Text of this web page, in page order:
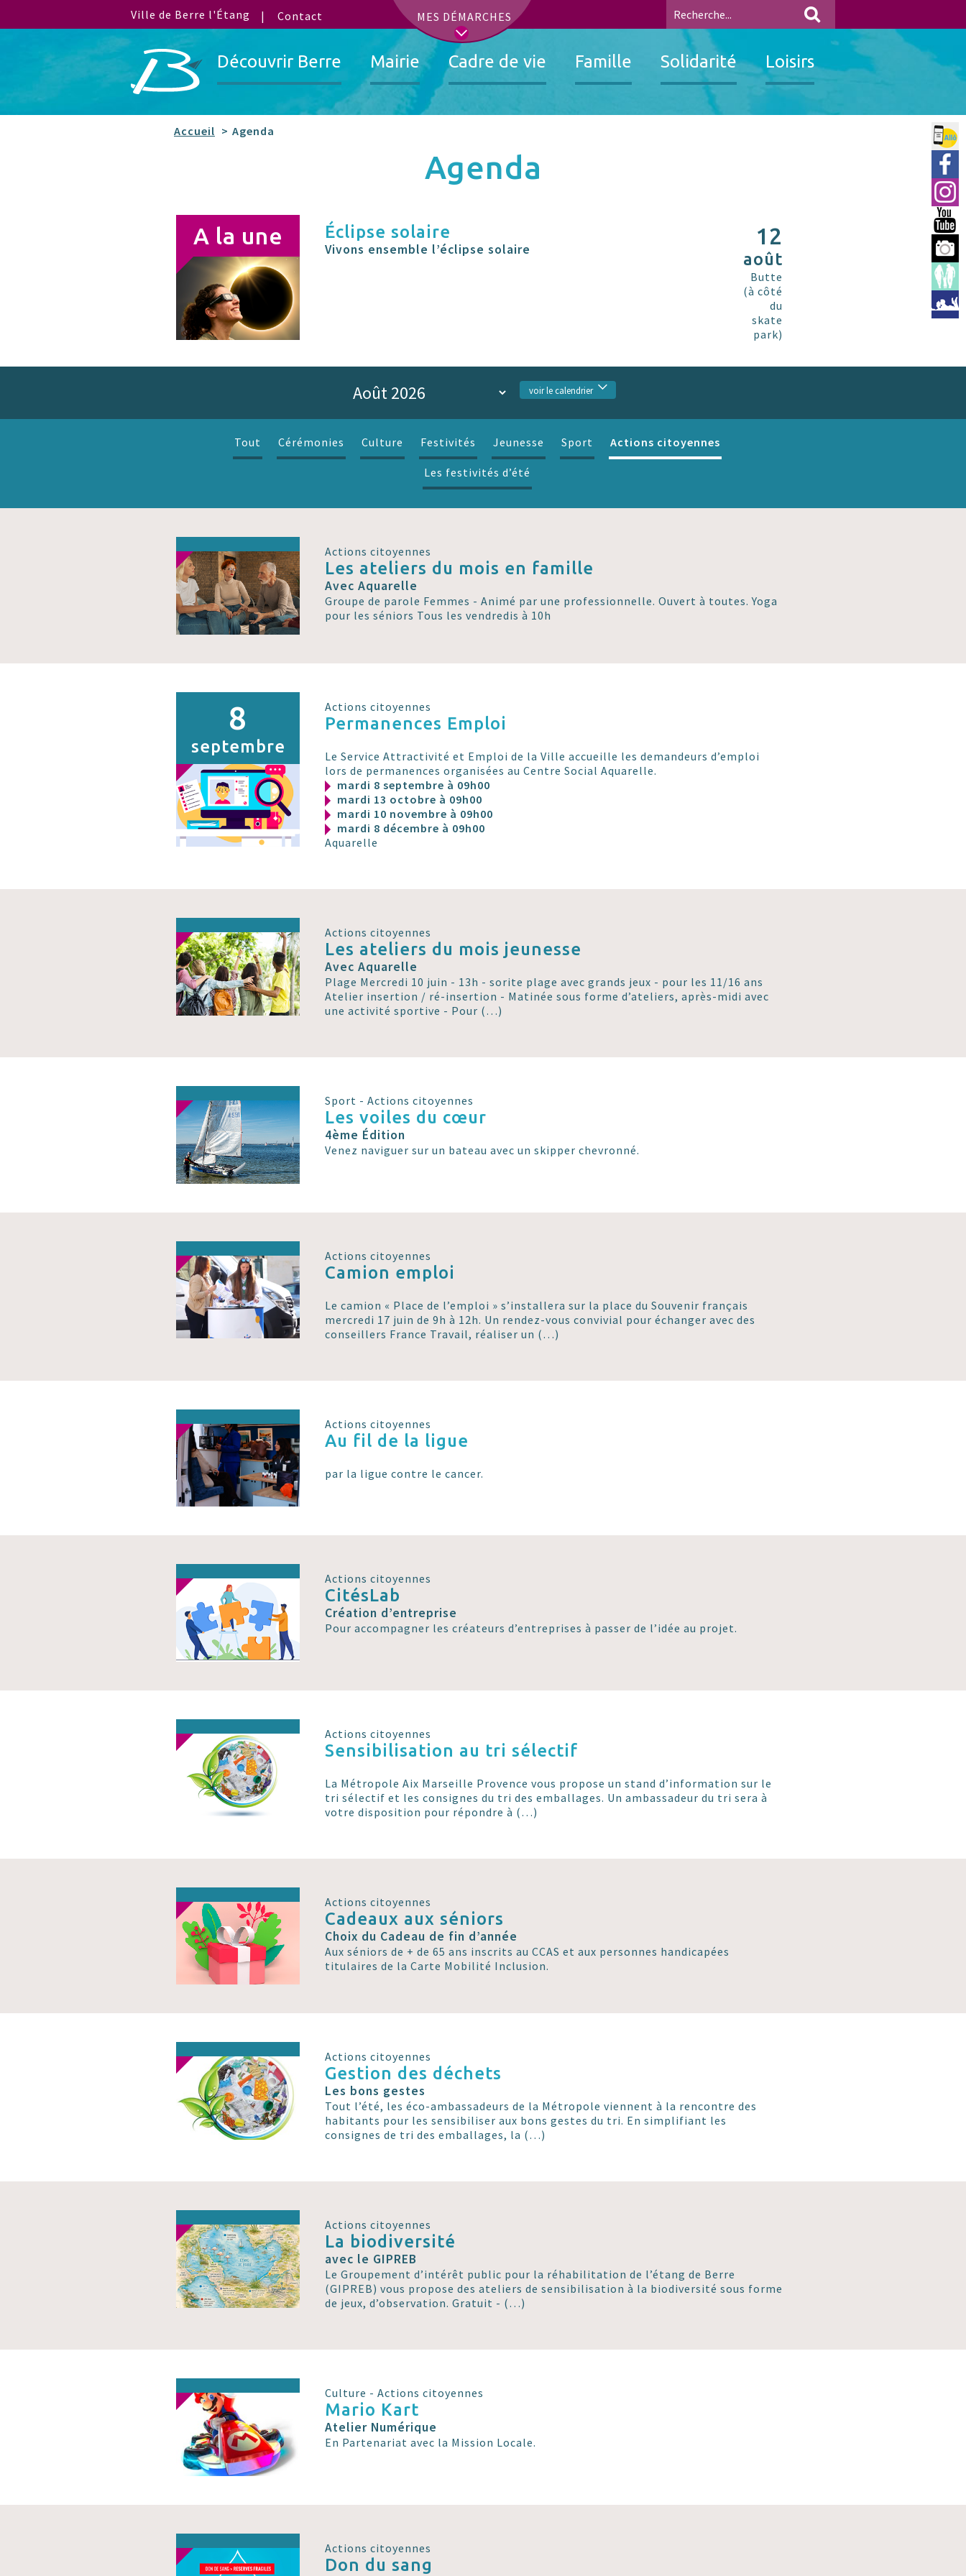
Ville de Berre l'Étang MES DÉMARCHES
Contact
Découvrir Berre Mairie Cadre de vie Famille Solidarité Loisirs
Allo
Ville
You
Accueil Agenda
Agenda
A la une Éclipse solaire
Vivons ensemble l’éclipse solaire
12
août
Butte
(à côté
du
skate
park)
voir le calendrier
Tout Cérémonies Culture Festivités Jeunesse Sport Actions citoyennes
Les festivités d’été
Actions citoyennes
Les ateliers du mois en famille
Avec Aquarelle
Groupe de parole Femmes - Animé par une professionnelle. Ouvert à toutes. Yoga
pour les séniors Tous les vendredis à 10h
8
septembre
Actions citoyennes
Permanences Emploi
Le Service Attractivité et Emploi de la Ville accueille les demandeurs d’emploi
lors de permanences organisées au Centre Social Aquarelle.
mardi 8 septembre à 09h00
mardi 13 octobre à 09h00
mardi 10 novembre à 09h00
mardi 8 décembre à 09h00
Aquarelle
Actions citoyennes
Les ateliers du mois jeunesse
Avec Aquarelle
Plage Mercredi 10 juin - 13h - sorite plage avec grands jeux - pour les 11/16 ans
Atelier insertion / ré-insertion - Matinée sous forme d’ateliers, après-midi avec
une activité sportive - Pour (…)
Sport - Actions citoyennes
Les voiles du cœur
4ème Édition
Venez naviguer sur un bateau avec un skipper chevronné.
Actions citoyennes
Camion emploi
Le camion « Place de l’emploi » s’installera sur la place du Souvenir français
mercredi 17 juin de 9h à 12h. Un rendez-vous convivial pour échanger avec des
conseillers France Travail, réaliser un (…)
Actions citoyennes
Au fil de la ligue
par la ligue contre le cancer.
Actions citoyennes
CitésLab
Création d’entreprise
Pour accompagner les créateurs d’entreprises à passer de l’idée au projet.
Actions citoyennes
Sensibilisation au tri sélectif
La Métropole Aix Marseille Provence vous propose un stand d’information sur le
tri sélectif et les consignes du tri des emballages. Un ambassadeur du tri sera à
votre disposition pour répondre à (…)
Actions citoyennes
Cadeaux aux séniors
Choix du Cadeau de fin d’année
Aux séniors de + de 65 ans inscrits au CCAS et aux personnes handicapées
titulaires de la Carte Mobilité Inclusion.
Actions citoyennes
Gestion des déchets
Les bons gestes
Tout l’été, les éco-ambassadeurs de la Métropole viennent à la rencontre des
habitants pour les sensibiliser aux bons gestes du tri. En simplifiant les
consignes de tri des emballages, la (…)
Actions citoyennes
La biodiversité
avec le GIPREB
Le Groupement d’intérêt public pour la réhabilitation de l’étang de Berre
(GIPREB) vous propose des ateliers de sensibilisation à la biodiversité sous forme
de jeux, d’observation. Gratuit - (…)
Culture - Actions citoyennes
Mario Kart
Atelier Numérique
En Partenariat avec la Mission Locale.
Actions citoyennes
Don du sang